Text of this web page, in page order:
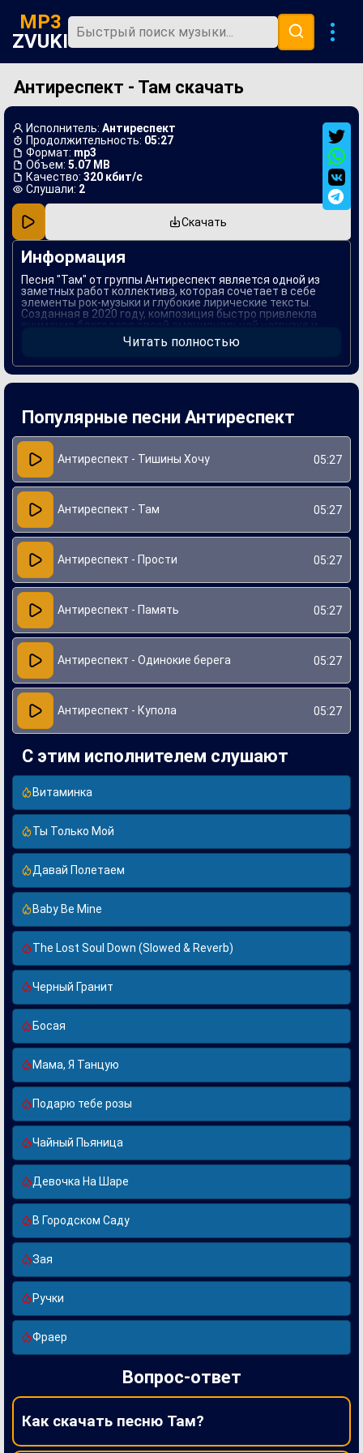
MP3
ZVUKI
Главная
Популярная
В машину
Музыка 80х
Ремиксы
Антиреспект - Там скачать
Исполнитель: Антиреспект
Продолжительность: 05:27
Формат: mp3
Объем: 5.07 MB
Качество: 320 кбит/с
Слушали: 2
Скачать
Информация
Песня "Там" от группы Антиреспект является одной из
заметных работ коллектива, которая сочетает в себе
элементы рок-музыки и глубокие лирические тексты.
Созданная в 2020 году, композиция быстро привлекла
внимание благодаря своей эмоциональной нагрузке и
выразительному звучанию. Тематика песни затрагивает
вопросы внутреннего поиска и стремления к местам,
В процессе создания "Там" музыканты работали над
лирическими мотивами. Песня отражает личные
переживания и опыт артистов, что делает её более
близкой и понятной слушателям. Эта работа стала не
только успешным хитом, но и важным этапом в
творческом развитии Антиреспекта, позволяя им
расширить аудиторию и утвердиться на музыкальной
сцене.
Читать полностью
Популярные песни Антиреспект
Антиреспект - Тишины Хочу 05:27
Антиреспект - Там 05:27
Антиреспект - Прости 05:27
Антиреспект - Память 05:27
Антиреспект - Одинокие берега 05:27
Антиреспект - Купола 05:27
С этим исполнителем слушают
Витаминка
Ты Только Мой
Давай Полетаем
Baby Be Mine
The Lost Soul Down (Slowed & Reverb)
Черный Гранит
Босая
Мама, Я Танцую
Подарю тебе розы
Чайный Пьяница
Девочка На Шаре
В Городском Саду
Зая
Ручки
Фраер
Вопрос-ответ
Как скачать песню Там?